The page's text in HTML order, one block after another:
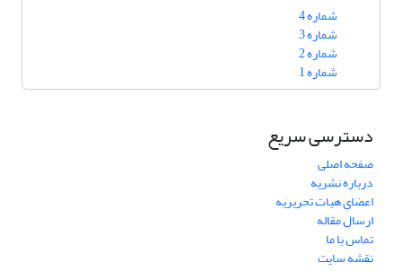
شماره 4
شماره 3
شماره 2
شماره 1
دسترسی سریع
صفحه اصلی
درباره نشریه
اعضای هیات تحریریه
ارسال مقاله
تماس با ما
نقشه سایت